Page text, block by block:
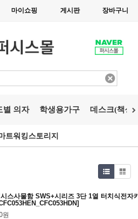
마이쇼핑 게시판 장바구니
별 의자 학생용가구 데스크(책상)
트워킹스토리지
스사물함 SWS+시리즈 3단 1열 터치식전자
원